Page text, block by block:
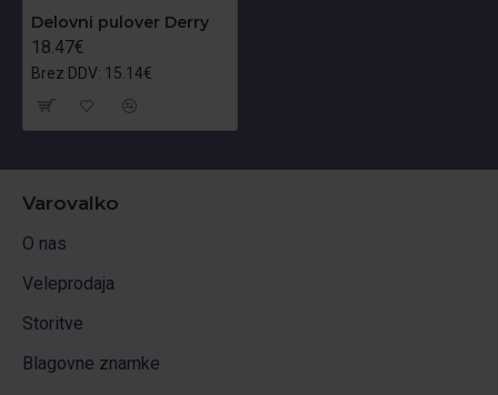
Delovni pulover Derry
18.47€
Brez DDV: 15.14€
Varovalko
O nas
Veleprodaja
Storitve
Blagovne znamke